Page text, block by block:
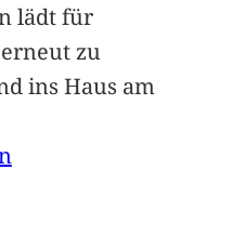
lädt für
zu
ins Haus am